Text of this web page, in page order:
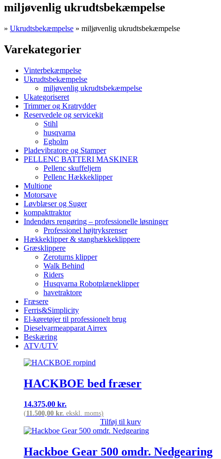
miljøvenlig ukrudtsbekæmpelse
» Ukrudtsbekæmpelse » miljøvenlig ukrudtsbekæmpelse
Varekategorier
Vinterbekæmpelse
Ukrudtsbekæmpelse
miljøvenlig ukrudtsbekæmpelse
Ukategoriseret
Trimmer og Kratrydder
Reservedele og servicekit
Stihl
husqvarna
Egholm
Pladevibratore og Stamper
PELLENC BATTERI MASKINER
Pellenc skuffeljern
Pellenc Hækkeklipper
Multione
Motorsave
Løvblæser og Suger
kompakttraktor
Indendørs rengøring – professionelle løsninger
Professionel højtryksrenser
Hækkeklipper & stanghækkeklippere
Græsklippere
Zeroturns klipper
Walk Behind
Riders
Husqvarna Robotplæneklipper
havetraktore
Fræsere
Ferris&Simplicity
El-køretøjer til professionelt brug
Dieselvarmeapparat Airrex
Beskæring
ATV/UTV
HACKBOE bed fræser
14.375,00 kr.
(11.500,00 kr. ekskl. moms)
Tilføj til kurv
Hackboe Gear 500 omdr. Nedgearing